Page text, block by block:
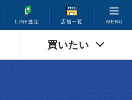
LINE査定 店舗一覧 MENU
買いたい